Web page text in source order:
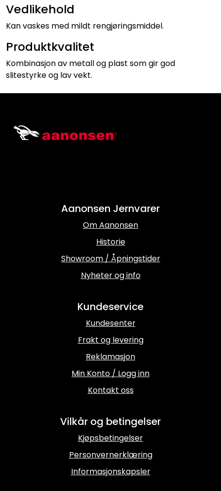
Vedlikehold
Kan vaskes med mildt rengjøringsmiddel.
Produktkvalitet
Kombinasjon av metall og plast som gir god
slitestyrke og lav vekt.
Aanonsen Jernvarer
Om Aanonsen
Historie
Showroom / Åpningstider
Nyheter og info
Kundeservice
Kundesenter
Frakt og levering
Reklamasjon
Min Konto / Logg inn
Kontakt oss
Vilkår og betingelser
Kjøpsbetingelser
Personvernerklæring
Informasjonskapsler